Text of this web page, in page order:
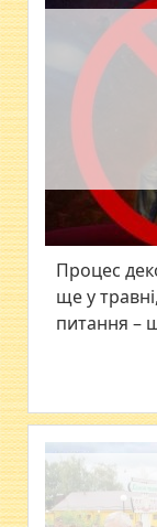
Процес
ще у
питання –